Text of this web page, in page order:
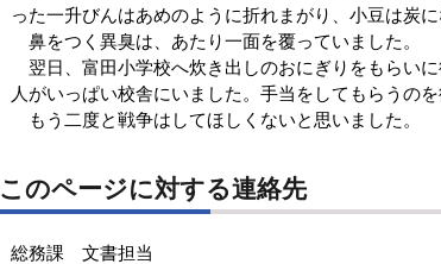
った一升びんはあめのように折れまがり、小豆は炭に
鼻をつく異臭は、あたり一面を覆っていました。
翌日、富田小学校へ炊き出しのおにぎりをもらい
人がいっぱい校舎にいました。手当をしてもらうの
もう二度と戦争はしてほしくないと思いました。
このページに対する連絡先
総務課 文書担当